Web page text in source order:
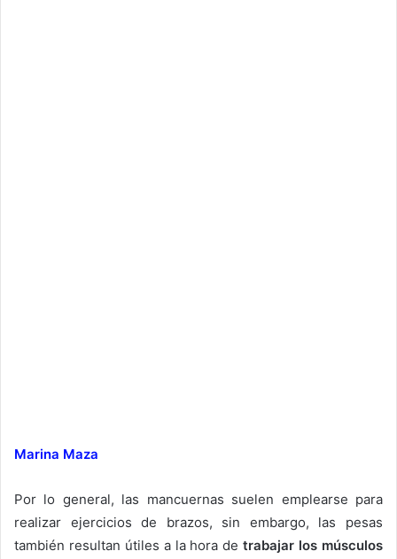
Marina Maza
Por lo general, las mancuernas suelen emplearse para
realizar ejercicios de brazos, sin embargo, las pesas
también resultan útiles a la hora de trabajar los músculos